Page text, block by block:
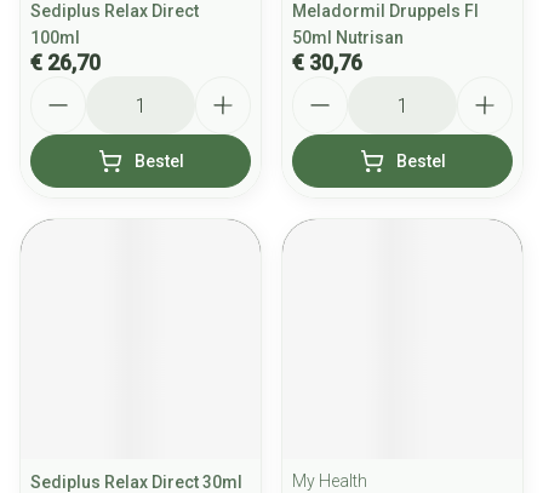
Sediplus Relax Direct
100ml
€ 26,70
Bestel
Meladormil Druppels Fl
50ml Nutrisan
€ 30,76
Bestel
Sediplus Relax Direct 30ml
My Health